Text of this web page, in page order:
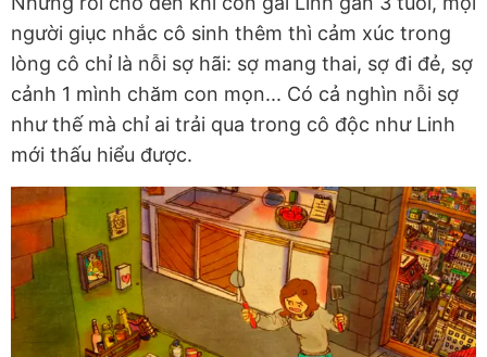
người giục nhắc cô sinh thêm thì cảm xúc trong
lòng cô chỉ là nỗi sợ hãi: sợ mang thai, sợ đi đẻ, sợ
cảnh 1 mình chăm con mọn... Có cả nghìn nỗi sợ
như thế mà chỉ ai trải qua trong cô độc như Linh
mới thấu hiểu được.